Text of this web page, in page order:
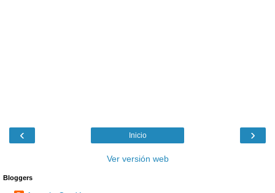
‹ ›
Inicio
Ver versión web
Bloggers